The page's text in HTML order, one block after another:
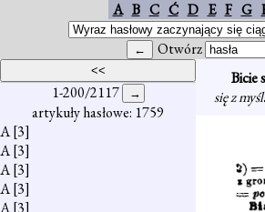
A B C Ć D E F G
Otwórz
1-200/2117
artykuły hasłowe: 1759
A[3]
A[3]
A[3]
A[3]
A[3]
Bicie
się z